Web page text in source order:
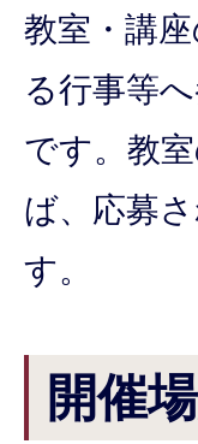
教室・講
る行事等
です。教
ば、応募
す。
開催